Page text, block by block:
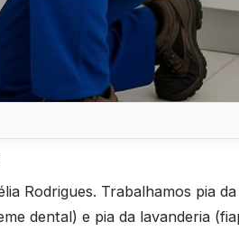
Rodrigues. Trabalhamos pia da
dental) e pia da lavanderia